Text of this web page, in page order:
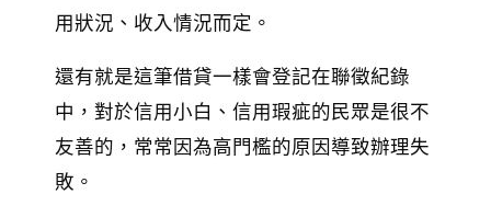
用狀況、收入情況而定。
還有就是這筆借貸一樣會登記在聯徵紀錄
中，對於信用小白、信用瑕疵的民眾是很不
友善的，常常因為高門檻的原因導致辦理失
敗。